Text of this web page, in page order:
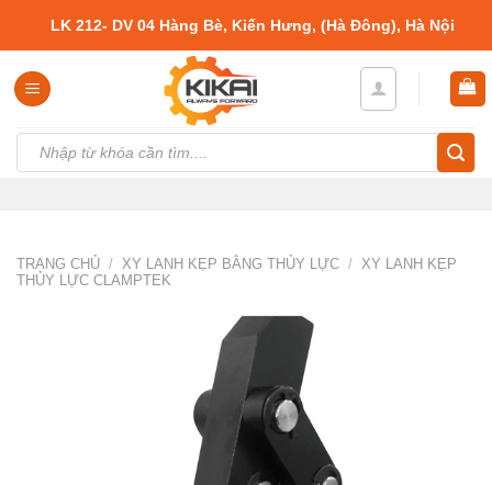
content
LK 212- DV 04 Hàng Bè, Kiến Hưng, (Hà Đông), Hà Nội
kiếm:
TRANG CHỦ / XY LANH KẸP BẰNG THỦY LỰC /
XY LANH KẸP
THỦY LỰC CLAMPTEK